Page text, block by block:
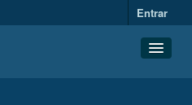
Entrar